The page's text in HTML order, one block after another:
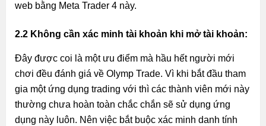
web bằng Meta Trader 4 này.
2.2 Không cần xác minh tài khoản khi mở tài khoản:
Đây được coi là một ưu điểm mà hầu hết người mới
chơi đều đánh giá về Olymp Trade. Vì khi bắt đầu tham
gia một ứng dụng trading với thì các thành viên mới này
thường chưa hoàn toàn chắc chắn sẽ sử dụng ứng
dụng này luôn. Nên việc bắt buộc xác minh danh tính